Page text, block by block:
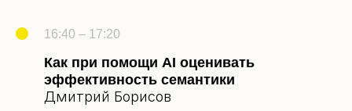
16:40 – 17:20
Как при помощи AI оценивать
эффективность семантики
Дмитрий Борисов